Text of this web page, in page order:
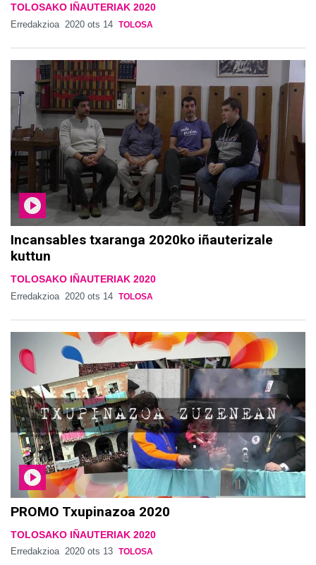
TOLOSAKO IÑAUTERIAK 2020
Erredakzioa 2020 ots 14 TOLOSA
Incansables txaranga 2020ko iñauterizale
kuttun
TOLOSAKO IÑAUTERIAK 2020
Erredakzioa 2020 ots 14 TOLOSA
PROMO Txupinazoa 2020
TOLOSAKO IÑAUTERIAK 2020
Erredakzioa 2020 ots 13 TOLOSA